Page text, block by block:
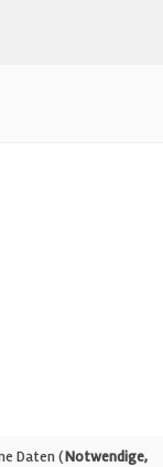
Daten (Notwendige,